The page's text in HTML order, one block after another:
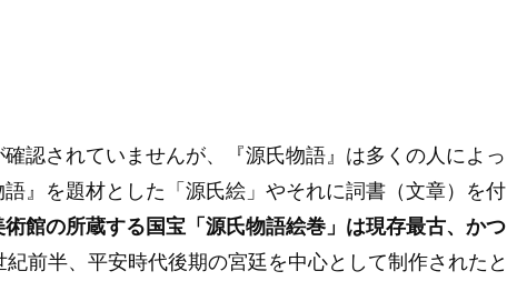
認されていませんが、『源氏物語』は多くの人によっ
』を題材とした「源氏絵」やそれに詞書（文章）を付
術館の所蔵する国宝「源氏物語絵巻」は現存最古、かつ
紀前半、平安時代後期の宮廷を中心として制作されたと